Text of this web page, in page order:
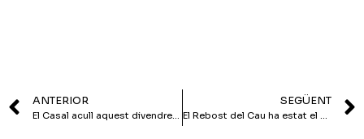
ANTERIOR
El Casal acull aquest divendres un gran acte sobre l’acollida a refugiats
SEGÜENT
El Rebost del Cau ha estat el nou laboratori de lectura a Can Baratau